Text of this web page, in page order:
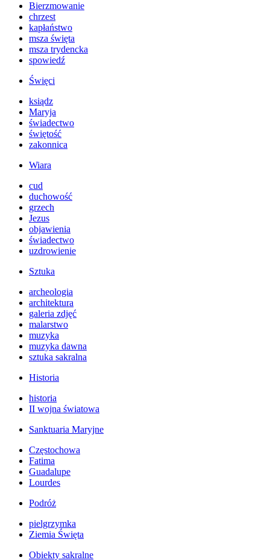
Bierzmowanie
chrzest
kapłaństwo
msza święta
msza trydencka
spowiedź
Święci
ksiądz
Maryja
świadectwo
świętość
zakonnica
Wiara
cud
duchowość
grzech
Jezus
objawienia
świadectwo
uzdrowienie
Sztuka
archeologia
architektura
galeria zdjęć
malarstwo
muzyka
muzyka dawna
sztuka sakralna
Historia
historia
II wojna światowa
Sanktuaria Maryjne
Częstochowa
Fatima
Guadalupe
Lourdes
Podróż
pielgrzymka
Ziemia Święta
Obiekty sakralne